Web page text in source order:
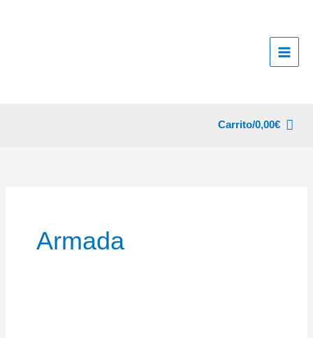
Carrito/0,00€
Armada